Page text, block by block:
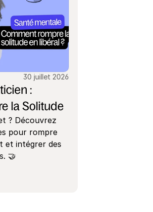
30 juillet 2026
:
la Solitude
? Découvrez
pour rompre
et intégrer des
🤝